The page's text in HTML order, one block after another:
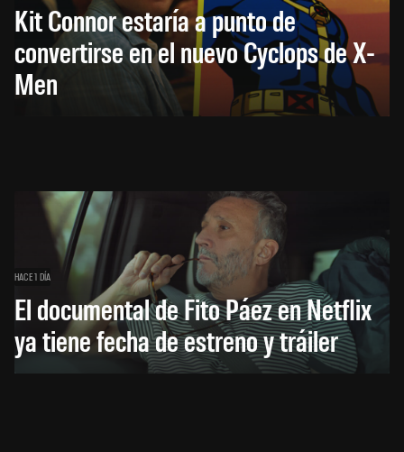
Kit Connor estaría a punto de
convertirse en el nuevo Cyclops de X-
Men
HACE 1 DÍA
El documental de Fito Páez en Netflix
ya tiene fecha de estreno y tráiler